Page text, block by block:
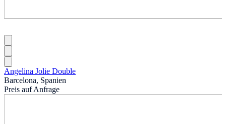
Angelina Jolie Double
Barcelona, Spanien
Preis auf Anfrage